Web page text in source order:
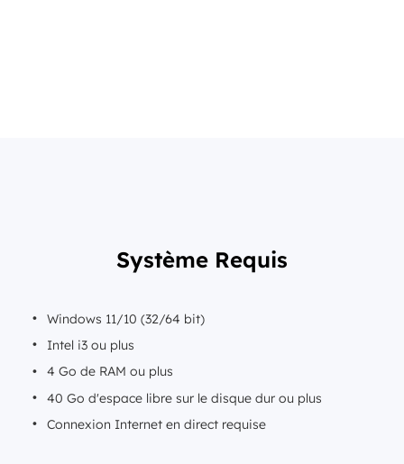
Système Requis
Windows 11/10 (32/64 bit)
Intel i3 ou plus
4 Go de RAM ou plus
40 Go d'espace libre sur le disque dur ou plus
Connexion Internet en direct requise